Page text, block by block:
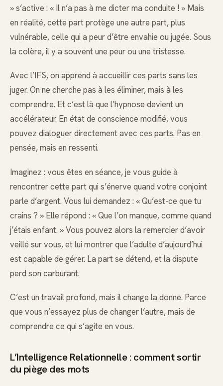
» s’active : « Il n’a pas à me dicter ma conduite ! » Mais
en réalité, cette part protège une autre part, plus
vulnérable, celle qui a peur d’être envahie ou jugée. Sous
la colère, il y a souvent une peur ou une tristesse.
Avec l’IFS, on apprend à accueillir ces parts sans les
juger. On ne cherche pas à les éliminer, mais à les
comprendre. Et c’est là que l’hypnose devient un
accélérateur. En état de conscience modifié, vous
pouvez dialoguer directement avec ces parts. Pas en
pensée, mais en ressenti.
Imaginez : vous êtes en séance, je vous guide à
rencontrer cette part qui s’énerve quand votre conjoint
parle d’argent. Vous lui demandez : « Qu’est-ce que tu
crains ? » Elle répond : « Que l’on manque, comme quand
j’étais enfant. » Vous pouvez alors la remercier d’avoir
veillé sur vous, et lui montrer que l’adulte d’aujourd’hui
est capable de gérer. La part se détend, et la dispute
perd son carburant.
C’est un travail profond, mais il change la donne. Parce
que vous n’essayez plus de changer l’autre, mais de
comprendre ce qui s’agite en vous.
L’Intelligence Relationnelle : comment sortir
du piège des mots